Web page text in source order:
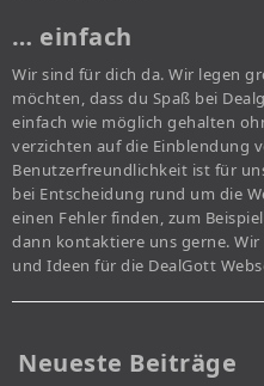
… einfach
Wir sind für dich da. Wir legen
möchten, dass du Spaß bei
einfach wie möglich gehalten
verzichten auf die Einblendung
Benutzerfreundlichkeit ist für
bei Entscheidung rund um die
einen Fehler finden, zum
dann kontaktiere uns gerne.
und Ideen für die DealGott
Neueste Beiträge